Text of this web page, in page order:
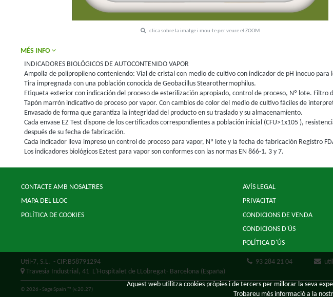
clica sobre la imatge i mou-te per veure el ZOOM
MÉS INFO
INDICADORES BIOLÓGICOS DE AUTOCONTENIDO VAPOR
Ampolla de polipropileno conteniendo: Vial de cristal con medio de cultivo con indicador de pH inocuo para
Tira impregnada con una población conocida de Geobacillus Stearothermophilus.
Etiqueta exterior con indicación del proceso de esterilización apropiado, control de proceso, Nº lote. Filtro
Tapón marrón indicativo de proceso por vapor. Con cambios de color del medio de cultivo fáciles de
Envasado de forma que garantiza la integridad del producto en su traslado y su almacenamiento.
Cada envase EZ Test dispone de los certificados correspondientes a población inicial (CFU>1x105 ),
después de su fecha de fabricación.
Cada indicador lleva impreso un control de proceso para vapor, Nº lote y la fecha de fabricación Registro
Los indicadores biológicos Eztest para vapor son conformes con las normas EN 866-1. 3 y 7.
CONTACTE AMB NOSALTRES
MAPA DEL LLOC
POLÍTICA DE COOKIES
AVÍS LEGAL
PRIVACITAT
CONDICIONS DE VENDA
CONDICIONS D'ÚS
POLÍTICA D'ÚS
Util-7, S.L. - CIF:B58791294
Travesia Industrial, 41 L'Hospitalet de LLobregat- Barcelona (España)
93 284 21 04
© 2026 - Sage Spain ™ (v.20.27)
Aquest web utilitza cookies pròpies i de tercers per millorar la seva
Trobareu més informació a la